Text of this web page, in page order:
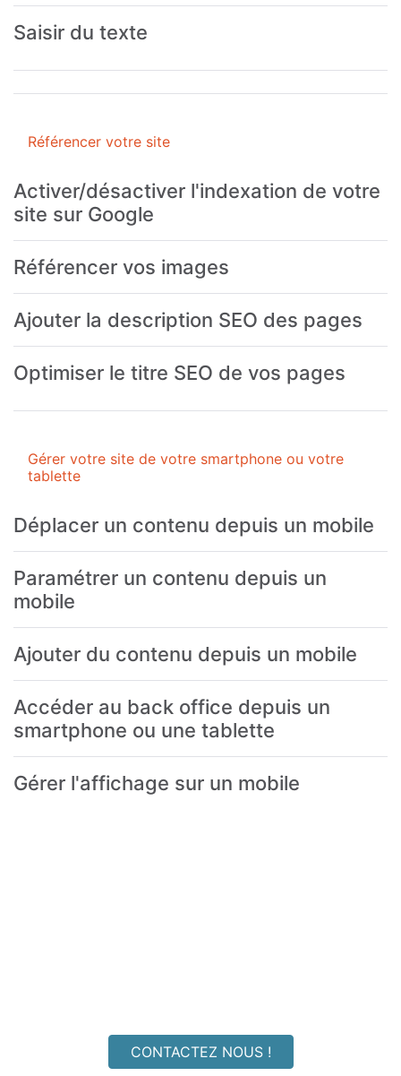
Saisir du texte
Référencer votre site
Activer/désactiver l'indexation de votre
site sur Google
Référencer vos images
Ajouter la description SEO des pages
Optimiser le titre SEO de vos pages
Gérer votre site de votre smartphone ou votre
tablette
Déplacer un contenu depuis un mobile
Paramétrer un contenu depuis un
mobile
Ajouter du contenu depuis un mobile
Accéder au back office depuis un
smartphone ou une tablette
Gérer l'affichage sur un mobile
CONTACTEZ NOUS !